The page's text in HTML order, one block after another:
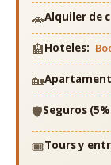
🚗Alquiler de
🏨Hoteles:
🏡
🛡️Seguros
🎟️Tours y